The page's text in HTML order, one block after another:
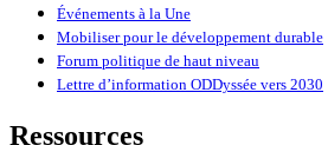
Événements à la Une
Mobiliser pour le développement durable
Forum politique de haut niveau
Lettre d’information ODDyssée vers 2030
Ressources